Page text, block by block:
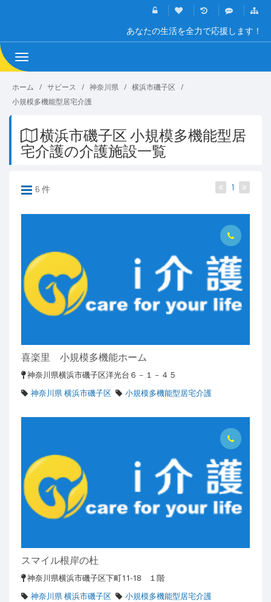
あなたの生活を全力で応援します！
Toggle
navigation
ホーム サビース 神奈川県
横浜市磯子区
小規模多機能型居宅介護
横浜市磯子区 小規模多機能型居
宅介護の介護施設一覧
6 件 1
喜楽里 小規模多機能ホーム
神奈川県横浜市磯子区洋光台６－１－４５
神奈川県 横浜市磯子区
小規模多機能型居宅介護
スマイル根岸の杜
神奈川県横浜市磯子区下町11-18 １階
神奈川県 横浜市磯子区
小規模多機能型居宅介護